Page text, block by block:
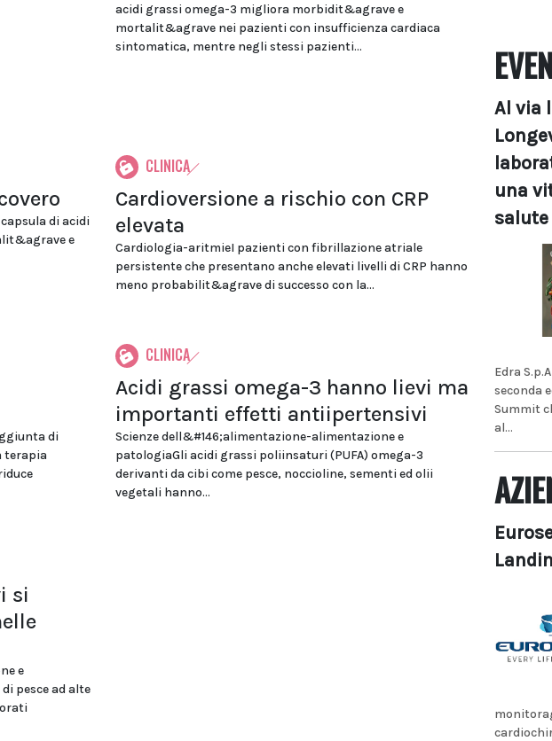
acidi grassi omega-3 migliora morbidit&agrave e
mortalit&agrave nei pazienti con insufficienza cardiaca
sintomatica, mentre negli stessi pazienti...
di acidi
e
CLINICA
Cardioversione a rischio con CRP
elevata
Cardiologia-aritmieI pazienti con fibrillazione atriale
persistente che presentano anche elevati livelli di CRP hanno
meno probabilit&agrave di successo con la...
di
terapia
CLINICA
Acidi grassi omega-3 hanno lievi ma
importanti effetti antiipertensivi
Scienze dell&#146;alimentazione-alimentazione e
patologiaGli acidi grassi poliinsaturi (PUFA) omega-3
derivanti da cibi come pesce, noccioline, sementi ed olii
vegetali hanno...
si
e
pesce ad alte
Al via
una
salute
Edra
seconda
Summit
al...